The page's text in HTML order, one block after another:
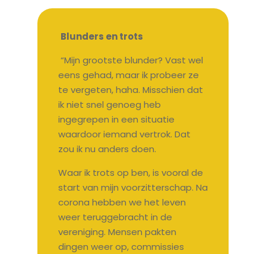
Blunders en trots
“Mijn grootste blunder? Vast wel
eens gehad, maar ik probeer ze
te vergeten, haha. Misschien dat
ik niet snel genoeg heb
ingegrepen in een situatie
waardoor iemand vertrok. Dat
zou ik nu anders doen.
Waar ik trots op ben, is vooral de
start van mijn voorzitterschap. Na
corona hebben we het leven
weer teruggebracht in de
vereniging. Mensen pakten
dingen weer op, commissies